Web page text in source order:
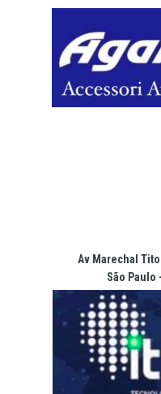
Av Marechal
São Paulo